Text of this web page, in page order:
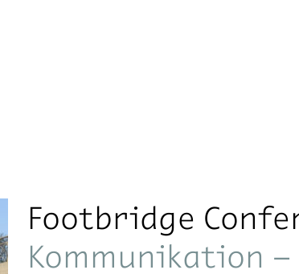
Footbridge
Kommunikation